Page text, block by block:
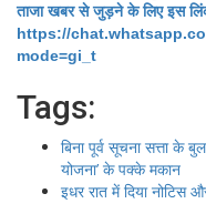
ताजा खबर से जुड़ने के लिए इस
https://
mode=gi_t
Tags:
बिना पूर्व सूचना सत्ता के
योजना’ के पक्के मकान
इधर रात में दिया नोटिस